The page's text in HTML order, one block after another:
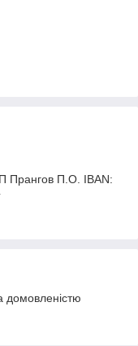
Прангов П.О. IBAN:
домовленістю